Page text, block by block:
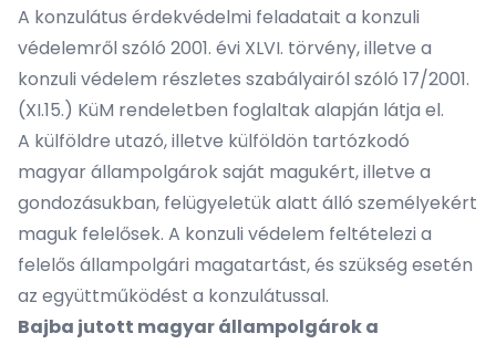
A konzulátus érdekvédelmi feladatait a konzuli
védelemről szóló 2001. évi XLVI. törvény, illetve a
konzuli védelem részletes szabályairól szóló 17/2001.
(XI.15.) KüM rendeletben foglaltak alapján látja el.
A külföldre utazó, illetve külföldön tartózkodó
magyar állampolgárok saját magukért, illetve a
gondozásukban, felügyeletük alatt álló személyekért
maguk felelősek. A konzuli védelem feltételezi a
felelős állampolgári magatartást, és szükség esetén
az együttműködést a konzulátussal.
Bajba jutott magyar állampolgárok a